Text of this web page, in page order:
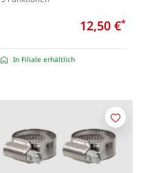
12,50 €*
In Filiale erhältlich